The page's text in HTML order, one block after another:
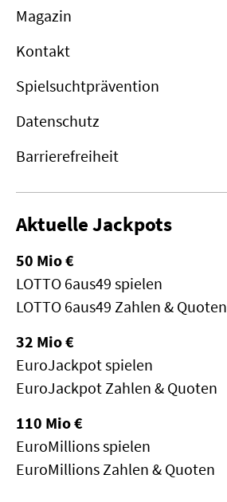
Magazin
Kontakt
Spielsuchtprävention
Datenschutz
Barrierefreiheit
Aktuelle Jackpots
50 Mio €
LOTTO 6aus49 spielen
LOTTO 6aus49 Zahlen & Quoten
32 Mio €
EuroJackpot spielen
EuroJackpot Zahlen & Quoten
110 Mio €
EuroMillions spielen
EuroMillions Zahlen & Quoten